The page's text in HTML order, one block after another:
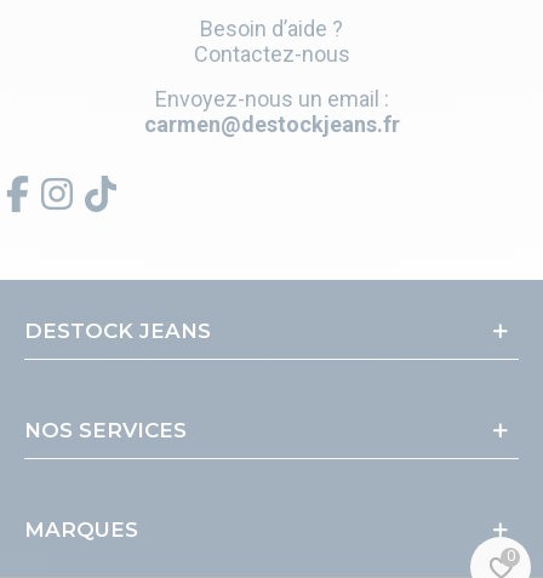
Besoin d’aide ?
Contactez-nous
Envoyez-nous un email :
carmen@destockjeans.fr
DESTOCK JEANS
NOS SERVICES
MARQUES
0